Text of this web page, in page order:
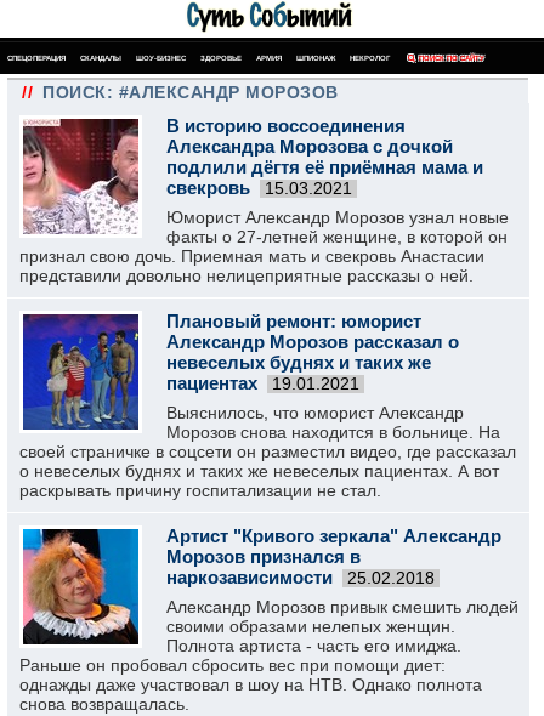
СПЕЦОПЕРАЦИЯ СКАНДАЛЫ ШОУ-БИЗНЕС ЗДОРОВЬЕ АРМИЯ ШПИОНАЖ НЕКРОЛОГ ПОИСК ПО САЙТУ
// ПОИСК: #АЛЕКСАНДР МОРОЗОВ
В историю воссоединения
Александра Морозова с дочкой
подлили дёгтя её приёмная мама и
свекровь
15.03.2021
Юморист Александр Морозов узнал новые
факты о 27-летней женщине, в которой он
признал свою дочь. Приемная мать и свекровь Анастасии
представили довольно нелицеприятные рассказы о ней.
Плановый ремонт: юморист
Александр Морозов рассказал о
невеселых буднях и таких же
пациентах
19.01.2021
Выяснилось, что юморист Александр
Морозов снова находится в больнице. На
своей страничке в соцсети он разместил видео, где рассказал
о невеселых буднях и таких же невеселых пациентах. А вот
раскрывать причину госпитализации не стал.
Артист "Кривого зеркала" Александр
Морозов признался в
наркозависимости
25.02.2018
Александр Морозов привык смешить людей
своими образами нелепых женщин.
Полнота артиста - часть его имиджа.
Раньше он пробовал сбросить вес при помощи диет:
однажды даже участвовал в шоу на НТВ. Однако полнота
снова возвращалась.